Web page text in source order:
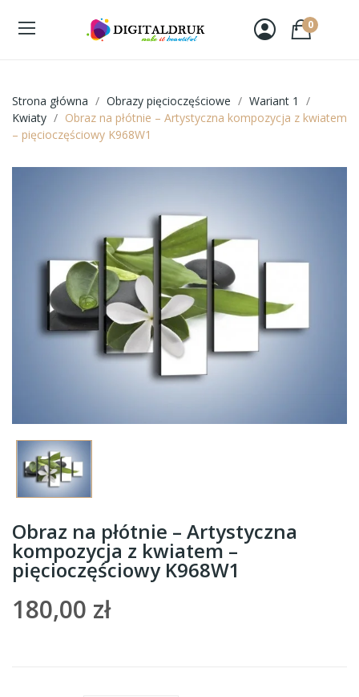
0
Strona główna Obrazy pięcioczęściowe
Wariant 1
Kwiaty
Obraz na płótnie – Artystyczna kompozycja z kwiatem
– pięcioczęściowy K968W1
Obraz na płótnie – Artystyczna
kompozycja z kwiatem –
pięcioczęściowy K968W1
180,00 zł